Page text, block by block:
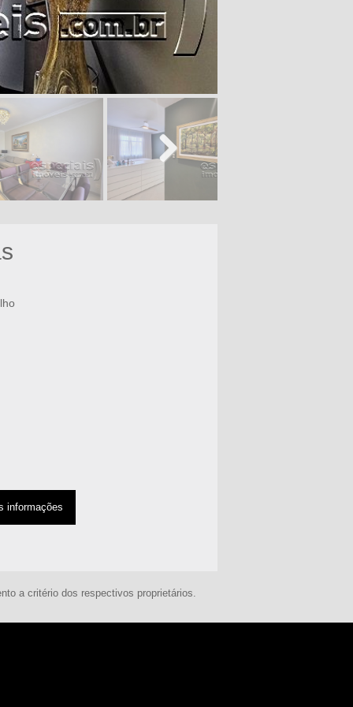
informações
a critério dos respectivos proprietários.